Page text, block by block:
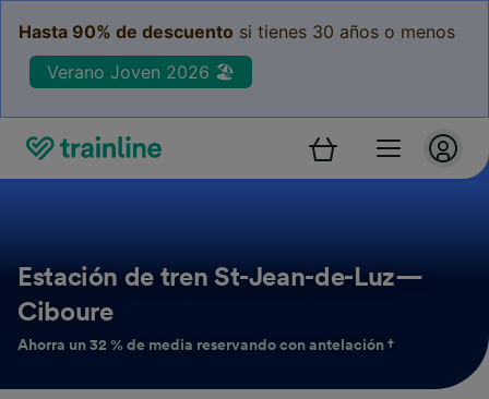
Hasta 90% de descuento si tienes 30 años o menos
Verano Joven 2026 🏖️
Estación de tren St-Jean-de-Luz—
Ciboure
Ahorra un 32 % de media reservando con antelación †